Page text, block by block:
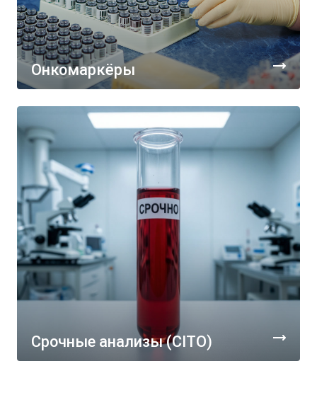
Онкомаркёры
Срочные анализы (CITO)